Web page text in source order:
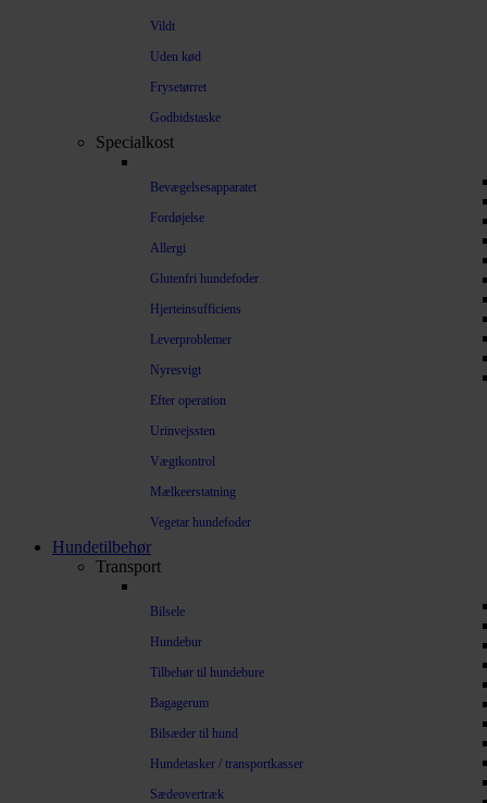
Vildt
Uden kød
Frysetørret
Godbidstaske
Specialkost
Bevægelsesapparatet
Fordøjelse
Allergi
Glutenfri hundefoder
Hjerteinsufficiens
Leverproblemer
Nyresvigt
Efter operation
Urinvejssten
Vægtkontrol
Mælkeerstatning
Vegetar hundefoder
Hundetilbehør
Transport
Bilsele
Hundebur
Tilbehør til hundebure
Bagagerum
Bilsæder til hund
Hundetasker / transportkasser
Sædeovertræk